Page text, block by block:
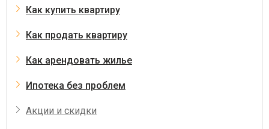
Как купить квартиру
Как продать квартиру
Как арендовать жилье
Ипотека без проблем
Акции и скидки